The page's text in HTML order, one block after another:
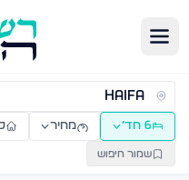
דירות למכירה
6 חד׳ מחיר
שמור חיפוש